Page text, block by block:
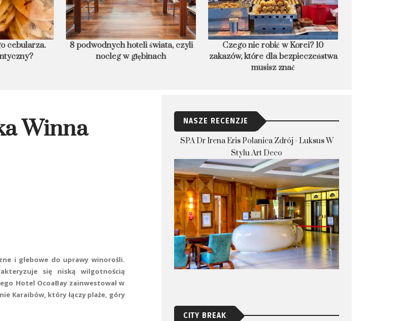
cebularza.
8 podwodnych hoteli świata, czyli
nocleg w głębinach
Czego nie robić w Korei? 10
zakazów, które dla bezpieczeństwa
musisz znać
Winna
i glebowe do uprawy winorośli.
się niską wilgotnością
Hotel OcoaBay zainwestował w
Karaibów, który łączy plaże, góry
NASZE RECENZJE
SPA Dr Irena Eris Polanica Zdrój - Luksus W
Stylu Art Deco
CITY BREAK